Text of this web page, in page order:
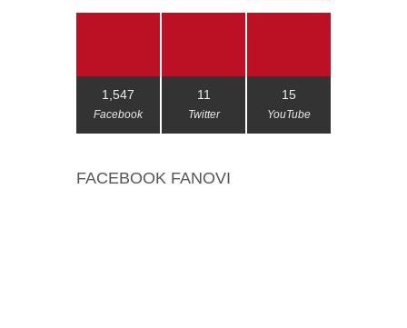
1,547
Facebook
11
Twitter
15
YouTube
FACEBOOK FANOVI